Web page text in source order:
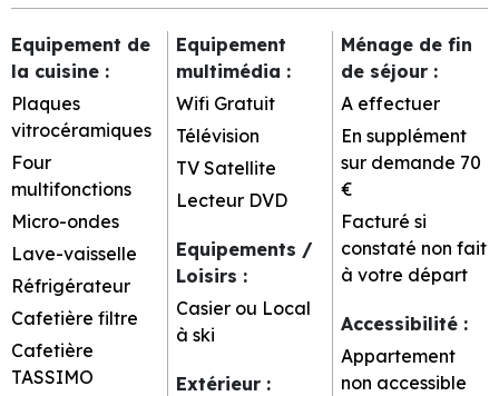
Equipement de
la cuisine :
Plaques
vitrocéramiques
Four
multifonctions
Micro-ondes
Lave-vaisselle
Réfrigérateur
Cafetière filtre
Cafetière
TASSIMO
Equipement
multimédia :
Wifi Gratuit
Télévision
TV Satellite
Lecteur DVD
Equipements /
Loisirs :
Casier ou Local
à ski
Extérieur :
Ménage de fin
de séjour :
A effectuer
En supplément
sur demande 70
€
Facturé si
constaté non fait
à votre départ
Accessibilité :
Appartement
non accessible